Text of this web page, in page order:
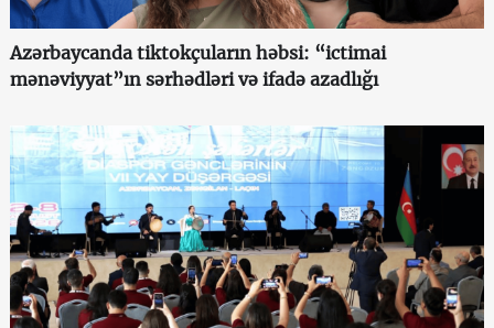
Azərbaycanda tiktokçuların həbsi: “ictimai
mənəviyyat”ın sərhədləri və ifadə azadlığı